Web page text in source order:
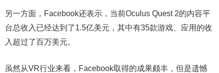
另一方面，Facebook还表示，当前Oculus Quest 2的内容平
台总收入已经达到了1.5亿美元，其中有35款游戏、应用的收
入超过了百万美元。
虽然从VR行业来看，Facebook取得的成果颇丰，但是遗憾